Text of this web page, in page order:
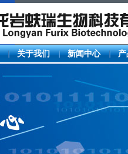
关于我们 新闻中心 产